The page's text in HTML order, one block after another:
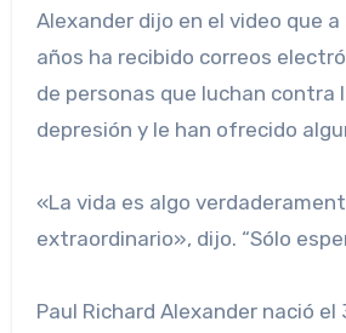
Alexander dijo en el video que a
años ha recibido correos
de personas que luchan contra
depresión y le han ofrecido
«La vida es algo verdaderamente
extraordinario», dijo. “Sólo
Paul Richard Alexander nació el